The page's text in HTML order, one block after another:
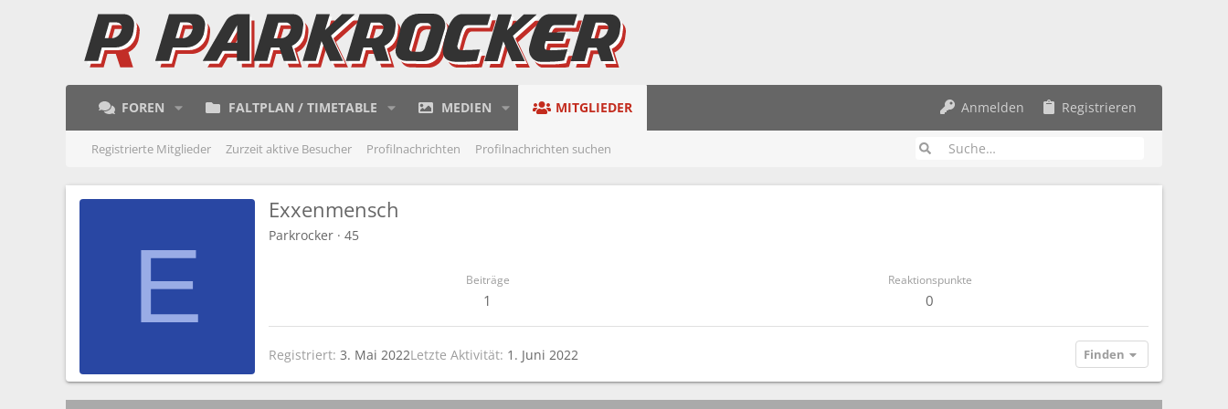
FOREN FALTPLAN / TIMETABLE MEDIEN MITGLIEDER Anmelden Registrieren
Registrierte Mitglieder Zurzeit aktive Besucher Profilnachrichten Profilnachrichten suchen
E
Exxenmensch
Parkrocker · 45
Beiträge
1
Reaktionspunkte
0
Registriert 3. Mai 2022Letzte Aktivität 1. Juni 2022 Finden